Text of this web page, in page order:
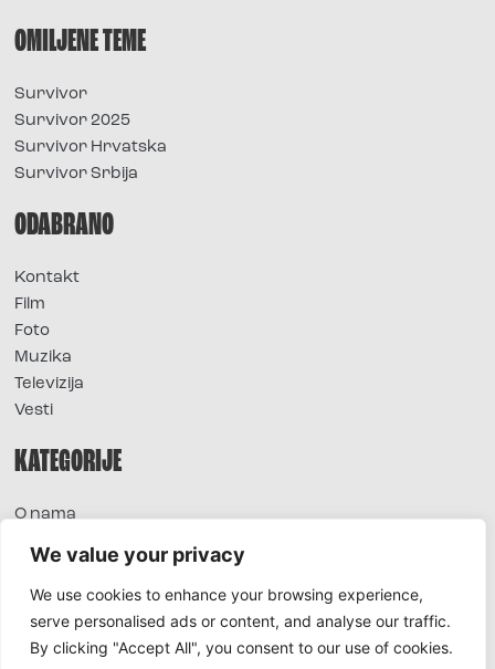
We value your privacy
We use cookies to enhance your browsing experience,
serve personalised ads or content, and analyse our traffic.
By clicking "Accept All", you consent to our use of cookies.
OMILJENE TEME
Survivor
Survivor 2025
Survivor Hrvatska
Survivor Srbija
ODABRANO
Kontakt
Film
Foto
Muzika
Televizija
Vesti
KATEGORIJE
O nama
Extra
Foto
Moda
TV